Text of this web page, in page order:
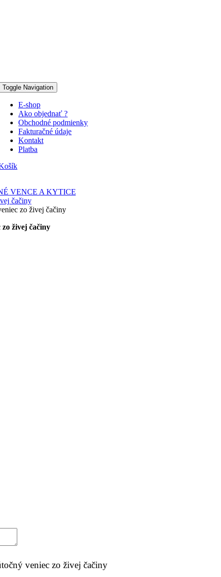
Toggle Navigation
E-shop
Ako objednať ?
Obchodné podmienky
Fakturačné údaje
Kontakt
Platba
VENCE A KYTICE
čačiny
zo živej čačiny
zo živej čačiny
veniec zo živej čačiny